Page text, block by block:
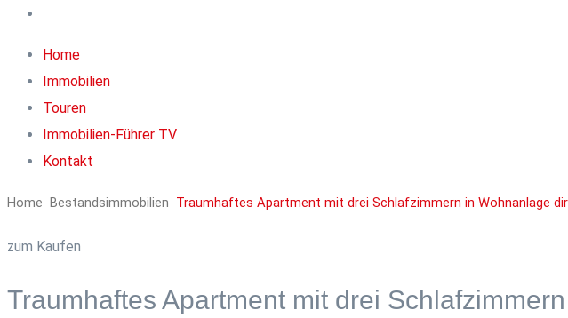
Home
Immobilien
Touren
Immobilien-Führer TV
Kontakt
Home Bestandsimmobilien Traumhaftes Apartment mit drei Schlafzimmern in Wohnanlage
zum Kaufen
Traumhaftes Apartment mit drei